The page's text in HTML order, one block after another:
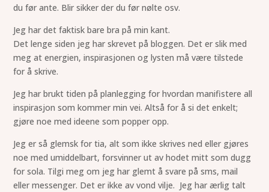
du før ante. Blir sikker der du før nølte osv.
Jeg har det faktisk bare bra på min kant.
Det lenge siden jeg har skrevet på bloggen. Det er slik med
meg at energien, inspirasjonen og lysten må være tilstede
for å skrive.
Jeg har brukt tiden på planlegging for hvordan manifistere all
inspirasjon som kommer min vei. Altså for å si det enkelt;
gjøre noe med ideene som popper opp.
Jeg er så glemsk for tia, alt som ikke skrives ned eller gjøres
noe med umiddelbart, forsvinner ut av hodet mitt som dugg
for sola. Tilgi meg om jeg har glemt å svare på sms, mail
eller messenger. Det er ikke av vond vilje. Jeg har ærlig talt